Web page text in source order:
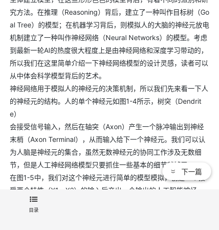
究方法。在推理（Reasoning）背后，建立了一种叫作目标树（Go
al Tree）的模型；在机器学习背后，则模拟人的大脑的神经元放电
机制建立了一种叫作神经网络（Neural Networks）的模型。考虑
到最新一轮AI的热度很大程度上是由神经网络和深度学习带动的，
所以我们在这里简单介绍一下神经网络模型的设计灵感，读者可以
从中体会科学模型背后的艺术。
神经网络用于模拟人的神经元的决策机制，所以我们先来看一下人
的神经元的结构。人的单个神经元如图1-4所示，树突（Dendrit
e）
会接受信号输入，然后在轴突（Axon）产生一个脉冲输出到神经
末梢（Axon Terminal），从而输入给下一个神经元。我们可以认
为人脑是神经元的集合，虽然无数神经元的协同工作涉及无数细
节，但是人工神经网络模型只要抓住一些基本的细节就够了。
在图1-5中，我们对这个神经元进行简单的模型模拟，创建一个接
受两个特性（X1，X2）的输入后产出一个输出的人工智能神经
元。为帮助读者更直观地理解这个建模过程，我们不妨把X1设为西
目录
下一篇